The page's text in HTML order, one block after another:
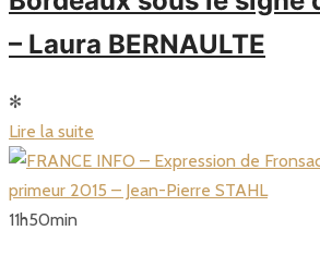
– Laura BERNAULTE
✻
Lire la suite
11h50min